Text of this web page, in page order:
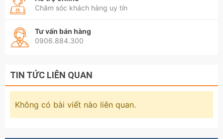
Chăm sóc khách hàng uy tín
Tư vấn bán hàng
0906.884.300
TIN TỨC LIÊN QUAN
Không có bài viết nào liên quan.